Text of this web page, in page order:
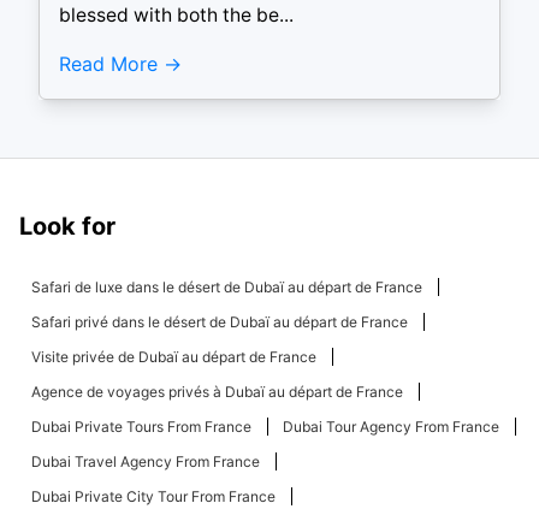
blessed with both the be...
Read More
Look for
Safari de luxe dans le désert de Dubaï au départ de France
Safari privé dans le désert de Dubaï au départ de France
Visite privée de Dubaï au départ de France
Agence de voyages privés à Dubaï au départ de France
Dubai Private Tours From France
Dubai Tour Agency From France
Dubai Travel Agency From France
Dubai Private City Tour From France